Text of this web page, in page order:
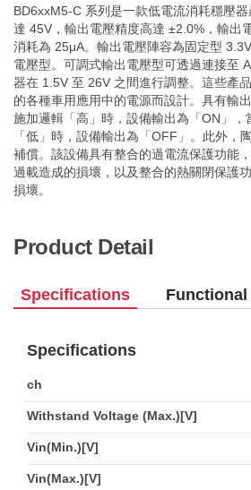
BD6xxM5-C 系列是一款低電流消耗穩壓
達 45V，輸出電壓精度高達 ±2.0%，輸出
消耗為 25μA。輸出電壓陣容為固定型
電壓型。可調式輸出電壓型可透過連接至
器在 1.5V 至 26V 之間進行調整。這些產
的各種車用應用中的電源而設計。具有輸
施加邏輯「高」時，設備輸出為「ON」，
「低」時，設備輸出為「OFF」。此外，
補償。該設備具有整合的過電流保護功能
過載造成的損壞，以及整合的熱關閉保護
損壞。
Product Detail
Specifications Functional
Specifications
ch
Withstand Voltage (Max.)[V]
Vin(Min.)[V]
Vin(Max.)[V]